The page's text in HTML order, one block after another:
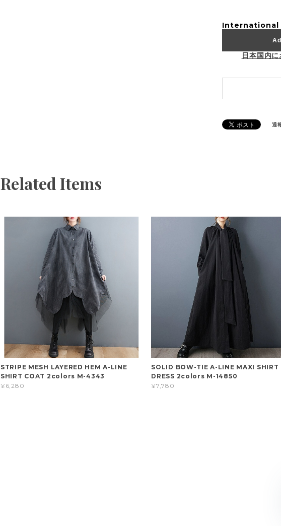
International
日本国内
通
Related Items
STRIPE MESH LAYERED HEM A-LINE
SHIRT COAT 2colors M-4343
¥6,280
SOLID BOW-TIE A-LINE MAXI SHIRT
DRESS 2colors M-14850
¥7,780